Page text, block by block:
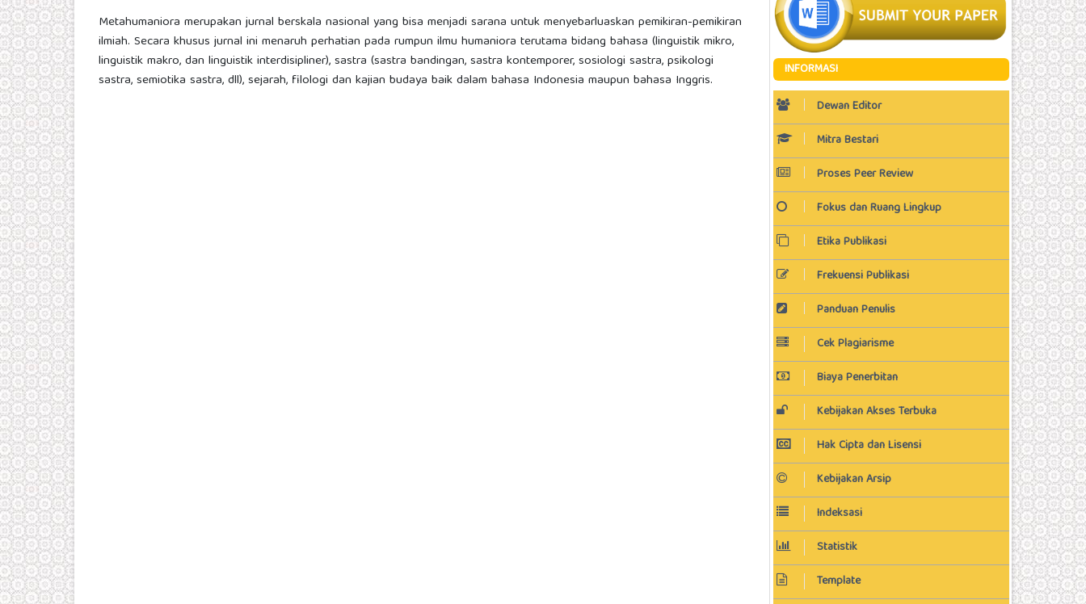
Metahumaniora merupakan jurnal berskala nasional yang bisa menjadi sarana untuk menyebarluaskan pemikiran-pemikiran
ilmiah. Secara khusus jurnal ini menaruh perhatian pada rumpun ilmu humaniora terutama bidang bahasa (linguistik mikro,
linguistik makro, dan linguistik interdisipliner), sastra (sastra bandingan, sastra kontemporer, sosiologi sastra, psikologi
sastra, semiotika sastra, dll), sejarah, filologi dan kajian budaya baik dalam bahasa Indonesia maupun bahasa Inggris.
INFORMASI
Dewan Editor
Mitra Bestari
Proses Peer Review
Fokus dan Ruang Lingkup
Etika Publikasi
Frekuensi Publikasi
Panduan Penulis
Cek Plagiarisme
Biaya Penerbitan
Kebijakan Akses Terbuka
Hak Cipta dan Lisensi
Kebijakan Arsip
Indeksasi
Statistik
Template